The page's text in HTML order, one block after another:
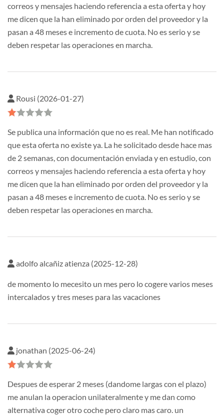
correos y mensajes haciendo referencia a esta oferta y hoy
me dicen que la han eliminado por orden del proveedor y la
pasan a 48 meses e incremento de cuota. No es serio y se
deben respetar las operaciones en marcha.
Rousi (2026-01-27)
Se publica una información que no es real. Me han notificado
que esta oferta no existe ya. La he solicitado desde hace mas
de 2 semanas, con documentación enviada y en estudio, con
correos y mensajes haciendo referencia a esta oferta y hoy
me dicen que la han eliminado por orden del proveedor y la
pasan a 48 meses e incremento de cuota. No es serio y se
deben respetar las operaciones en marcha.
adolfo alcañiz atienza (2025-12-28)
de momento lo mecesito un mes pero lo cogere varios meses
intercalados y tres meses para las vacaciones
jonathan (2025-06-24)
Despues de esperar 2 meses (dandome largas con el plazo)
me anulan la operacion unilateralmente y me dan como
alternativa coger otro coche pero claro mas caro. un